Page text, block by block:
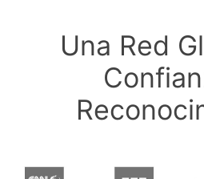
Una Red